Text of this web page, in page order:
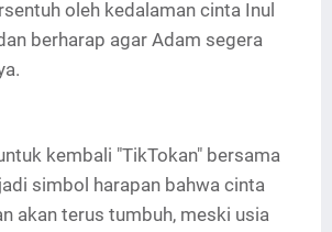
oleh kedalaman cinta Inul
berharap agar Adam segera
kembali "TikTokan" bersama
simbol harapan bahwa cinta
akan terus tumbuh, meski usia